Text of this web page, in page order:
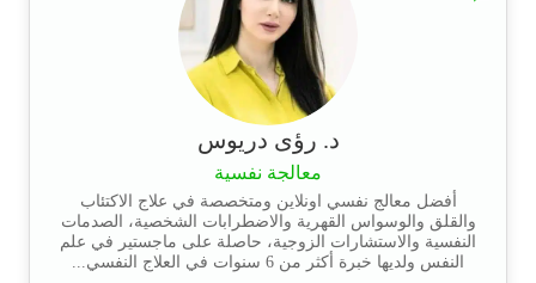
د. رؤى دريوس
معالجة نفسية
أفضل معالج نفسي اونلاين ومتخصصة في علاج الاكتئاب
والقلق والوسواس القهرية والاضطرابات الشخصية، الصدمات
النفسية والاستشارات الزوجية، حاصلة على ماجستير في علم
النفس ولديها خبرة أكثر من 6 سنوات في العلاج النفسي...